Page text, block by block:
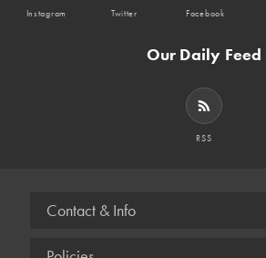
Instagram Twitter Facebook
Our Daily Feed
RSS
Contact & Info